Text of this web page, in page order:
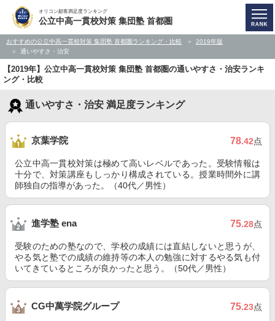
オリコン顧客満足度ランキング
公立中高一貫校対策 集団塾 首都圏
おすすめの公立中高一貫校対策 集団塾 首都圏ランキング・比較
2019年版
通いやすさ・治安
【2019年】公立中高一貫校対策 集団塾 首都圏の通いやすさ・治安ランキ
ング・比較
通いやすさ・治安 満足度ランキング
京葉学院 78.42点
公立中高一貫校対策は極めて高いレベルであった。受験情報は
十分で、対策講座もしっかり構成されている。授業時間外に講
師独自の指導があった。（40代／男性）
進学塾 ena 75.28点
受験のための塾なので、学校の成績には直結しないと思うが、
やる気と塾での成績の維持等の本人の勉強に対するやる気も付
いてきているところが良かったと思う。（50代／男性）
CG中萬学院グループ 75.23点